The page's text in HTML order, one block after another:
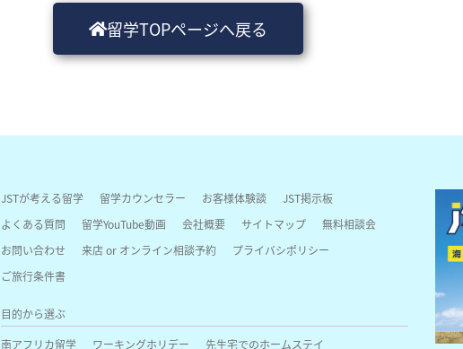
留学TOPページへ戻る
JSTが考える留学 留学カウンセラー お客様体験談
JST掲示板
よくある質問
留学YouTube動画 会社概要 サイトマップ
無料相談会
お問い合わせ
来店 or オンライン相談予約
プライバシポリシー
ご旅行条件書
目的から選ぶ
南アフリカ留学
ワーキングホリデー 先生宅でのホームステイ